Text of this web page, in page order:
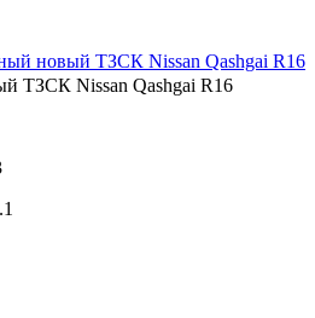
ТЗСК Nissan Qashgai R16